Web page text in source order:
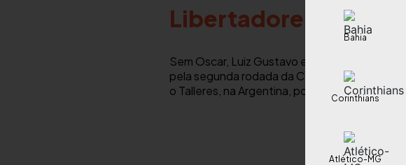
Libertadores na
Sem Oscar, Luiz Gustavo e Lucas, o São
pela segunda rodada da Copa Libertadores.
o Talleres, na Argentina, por 1 a 0 na estreia.
Bahia
Corinthians
Atlético-MG